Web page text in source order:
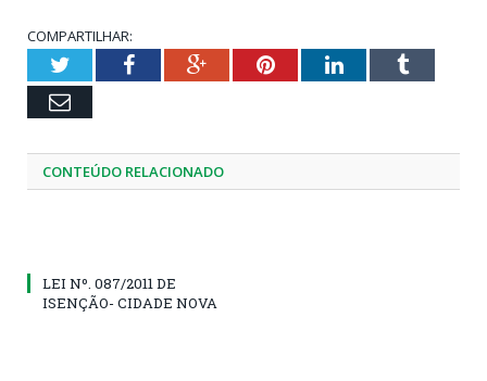
COMPARTILHAR:
TwitterFacebookGoogle+PinterestLinkedInTumblr
Email
CONTEÚDO RELACIONADO
LEI Nº. 087/2011 DE
ISENÇÃO- CIDADE NOVA